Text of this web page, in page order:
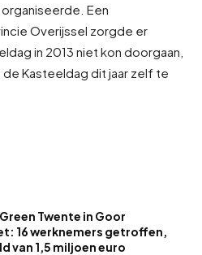
Een
Overijssel zorgde er
in 2013 niet kon doorgaan,
Kasteeldag dit jaar zelf te
Twente in Goor
16 werknemers getroffen,
van 1,5 miljoen euro